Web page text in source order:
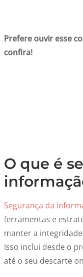
Prefere ouvir esse
confira!
O que é
Segurança da
ferramentas e
manter a
Isso inclui desde o
até o seu descarte